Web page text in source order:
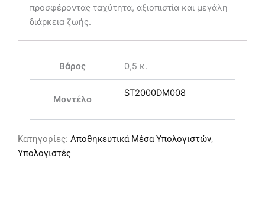
προσφέροντας ταχύτητα, αξιοπιστία και μεγάλη
διάρκεια ζωής.
Βάρος 0,5 κ.
Μοντέλο
ST2000DM008
Κατηγορίες: Αποθηκευτικά Μέσα Υπολογιστών,
Υπολογιστές